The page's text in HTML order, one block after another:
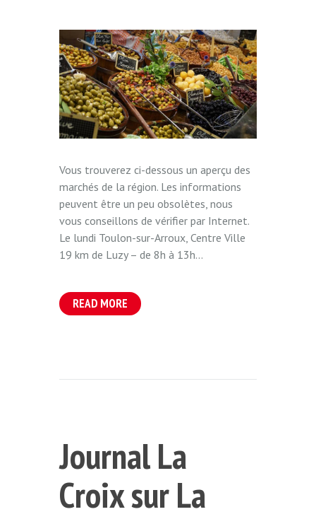
Vous trouverez ci-dessous un aperçu des
marchés de la région. Les informations
peuvent être un peu obsolètes, nous
vous conseillons de vérifier par Internet.
Le lundi Toulon-sur-Arroux, Centre Ville
19 km de Luzy – de 8h à 13h...
READ MORE
Journal La
Croix sur La